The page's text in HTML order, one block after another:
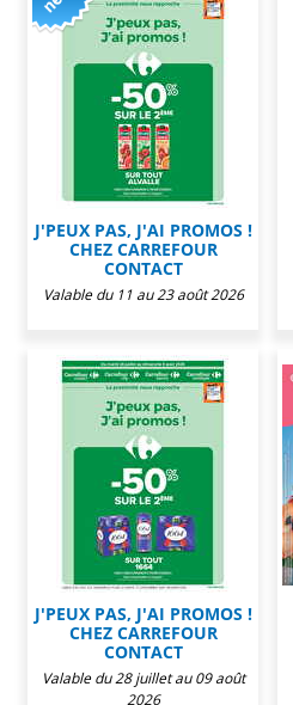
J'PEUX PAS, J'AI PROMOS !
CHEZ CARREFOUR
CONTACT
Valable du 11 au 23 août 2026
J'PEUX PAS, J'AI PROMOS !
CHEZ CARREFOUR
CONTACT
Valable du 28 juillet au 09 août
2026